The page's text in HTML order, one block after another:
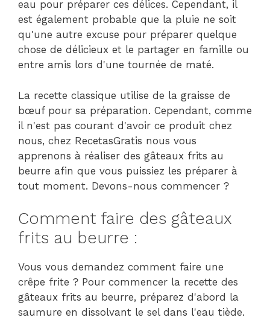
eau pour préparer ces délices. Cependant, il
est également probable que la pluie ne soit
qu'une autre excuse pour préparer quelque
chose de délicieux et le partager en famille ou
entre amis lors d'une tournée de maté.
La recette classique utilise de la graisse de
bœuf pour sa préparation. Cependant, comme
il n'est pas courant d'avoir ce produit chez
nous, chez RecetasGratis nous vous
apprenons à réaliser des gâteaux frits au
beurre afin que vous puissiez les préparer à
tout moment. Devons-nous commencer ?
Comment faire des gâteaux
frits au beurre :
Vous vous demandez comment faire une
crêpe frite ? Pour commencer la recette des
gâteaux frits au beurre, préparez d'abord la
saumure en dissolvant le sel dans l'eau tiède.